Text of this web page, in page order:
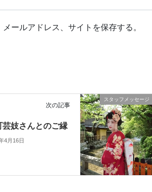
ールアドレス、サイトを保存する。
スタッフメッセージ
次の記事
芸妓さんとのご縁
4月16日